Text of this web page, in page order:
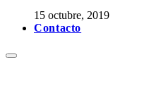
15 octubre, 2019
Contacto